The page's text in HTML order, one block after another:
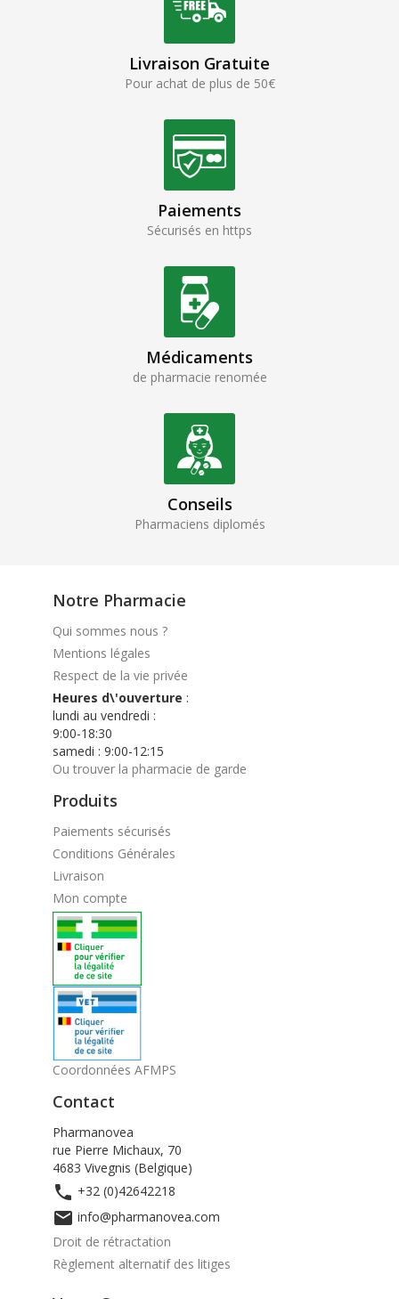
Livraison Gratuite
Pour achat de plus de 50€
Paiements
Sécurisés en https
Médicaments
de pharmacie renomée
Conseils
Pharmaciens diplomés
Notre Pharmacie
Qui sommes nous ?
Mentions légales
Respect de la vie privée
Heures d\'ouverture :
lundi au vendredi :
9:00-18:30
samedi : 9:00-12:15
Ou trouver la pharmacie de garde
Produits
Paiements sécurisés
Conditions Générales
Livraison
Mon compte
Coordonnées AFMPS
Contact
Pharmanovea
rue Pierre Michaux, 70
4683 Vivegnis (Belgique)
 +32 (0)42642218
 info@pharmanovea.com
Droit de rétractation
Règlement alternatif des litiges